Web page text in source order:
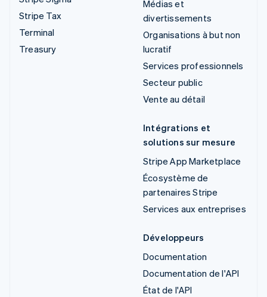
Stripe Tax
Terminal
Treasury
Médias et
divertissements
Organisations à but non
lucratif
Services professionnels
Secteur public
Vente au détail
Intégrations et
solutions sur mesure
Stripe App Marketplace
Écosystème de
partenaires Stripe
Services aux entreprises
Développeurs
Documentation
Documentation de l'API
État de l'API